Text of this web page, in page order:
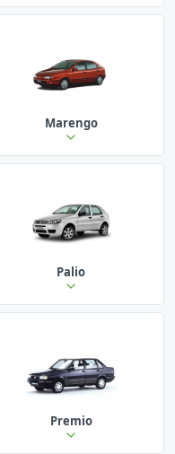
Marengo
Palio
Premio